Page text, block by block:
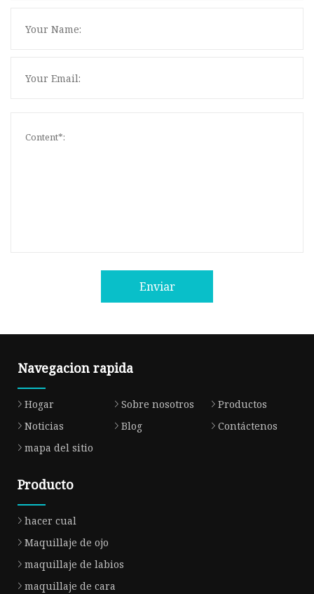
Enviar
Navegacion rapida
Hogar Sobre nosotros
Productos
Noticias
Blog
Contáctenos
mapa del sitio
Producto
hacer cual
Maquillaje de ojo
maquillaje de labios
maquillaje de cara